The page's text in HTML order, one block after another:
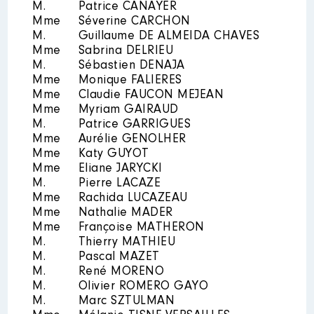
Rémunération ou gratification
Année Montant Type
2017 0 €
Net
2018
0 €
2019
0 €
Net
2020
0 €
Net
2021
0 €
Net
2022
0 €
2023
0 €
Description: gérante
Organisme
: EARL ROMIEU │ De
M.
Patrice CANAYER
Mme
Séverine CARCHON
M.
Guillaume DE ALMEIDA CHAVES
Mme
Sabrina DELRIEU
M.
Sébastien DENAJA
Mme
Monique FALIERES
Mme
Claudie FAUCON MEJEAN
Mme
Myriam GAIRAUD
M.
Patrice GARRIGUES
Mme
Aurélie GENOLHER
Mme
Katy GUYOT
Mme
Eliane JARYCKI
M.
Pierre LACAZE
Mme
Rachida LUCAZEAU
Mme
Nathalie MADER
Mme
Françoise MATHERON
M.
Thierry MATHIEU
M.
Pascal MAZET
M.
René MORENO
M.
Olivier ROMERO GAYO
M.
Marc SZTULMAN